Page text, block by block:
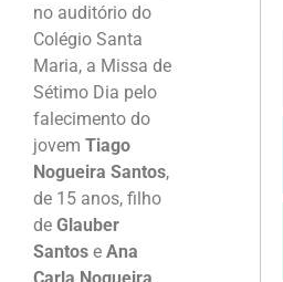
no auditório do
Colégio Santa
Maria, a Missa de
Sétimo Dia pelo
falecimento do
jovem Tiago
Nogueira Santos,
de 15 anos, filho
de Glauber
Santos e Ana